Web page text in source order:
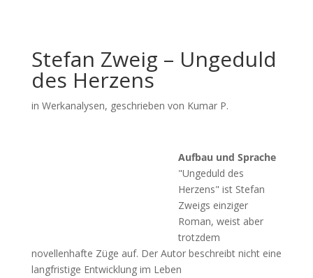
Stefan Zweig – Ungeduld
des Herzens
in Werkanalysen, geschrieben von Kumar P.
Aufbau und Sprache
"Ungeduld des
Herzens" ist Stefan
Zweigs einziger
Roman, weist aber
trotzdem
novellenhafte Züge auf. Der Autor beschreibt nicht eine
langfristige Entwicklung im Leben